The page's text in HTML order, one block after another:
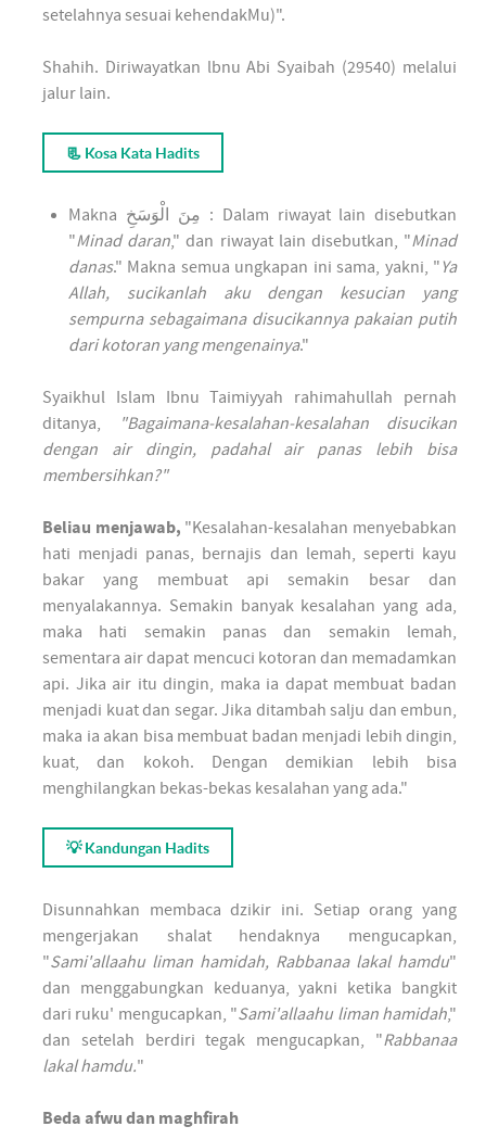
setelahnya sesuai kehendakMu)".
Shahih. Diriwayatkan lbnu Abi Syaibah (29540) melalui
jalur lain.
📃 Kosa Kata Hadits
Makna مِنَ الْوَسَخِ : Dalam riwayat lain disebutkan
"Minad daran," dan riwayat lain disebutkan, "Minad
danas." Makna semua ungkapan ini sama, yakni, " Ya
Allah, sucikanlah aku dengan kesucian yang
sempurna sebagaimana disucikannya pakaian putih
dari kotoran yang mengenainya."
Syaikhul Islam Ibnu Taimiyyah rahimahullah pernah
ditanya, "Bagaimana-kesalahan-kesalahan disucikan
dengan air dingin, padahal air panas lebih bisa
membersihkan?"
Beliau menjawab, "Kesalahan-kesalahan menyebabkan
hati menjadi panas, bernajis dan lemah, seperti kayu
bakar yang membuat api semakin besar dan
menyalakannya. Semakin banyak kesalahan yang ada,
maka hati semakin panas dan semakin lemah,
sementara air dapat mencuci kotoran dan memadamkan
api. Jika air itu dingin, maka ia dapat membuat badan
menjadi kuat dan segar. Jika ditambah salju dan embun,
maka ia akan bisa membuat badan menjadi lebih dingin,
kuat, dan kokoh. Dengan demikian lebih bisa
menghilangkan bekas-bekas kesalahan yang ada."
💡 Kandungan Hadits
Disunnahkan membaca dzikir ini. Setiap orang yang
mengerjakan shalat hendaknya mengucapkan,
"Sami'allaahu liman hamidah, Rabbanaa lakal hamdu"
dan menggabungkan keduanya, yakni ketika bangkit
dari ruku' mengucapkan, "Sami'allaahu liman hamidah,"
dan setelah berdiri tegak mengucapkan, "Rabbanaa
lakal hamdu."
Beda afwu dan maghfirah